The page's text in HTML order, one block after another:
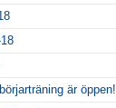
är öppen!